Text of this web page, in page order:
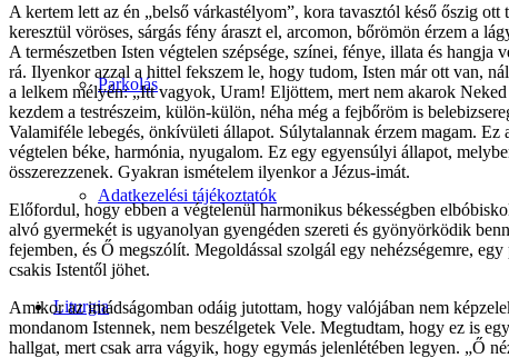
Parkolás
Adatkezelési tájékoztatók
Liturgia
A kertem lett az én „belső várkastélyom”, kora tavasztól késő őszig
keresztül vöröses, sárgás fény áraszt el, arcomon, bőrömön érzem a
A természetben Isten végtelen szépsége, színei, fénye, illata és
rá. Ilyenkor azzal a hittel fekszem le, hogy tudom, Isten már ott van,
a lelkem mélyén: „Itt vagyok, Uram! Eljöttem, mert nem akarok
kezdem a testrészeim, külön-külön, néha még a fejbőröm is
Valamiféle lebegés, önkívületi állapot. Súlytalannak érzem magam.
végtelen béke, harmónia, nyugalom. Ez egy egyensúlyi állapot,
összerezzenek. Gyakran ismételem ilyenkor a Jézus-imát.
Előfordul, hogy ebben a végtelenül harmonikus békességben
alvó gyermekét is ugyanolyan gyengéden szereti és gyönyörködik
fejemben, és Ő megszólít. Megoldással szolgál egy nehézségemre,
csakis Istentől jöhet.
Amikor az imádságomban odáig jutottam, hogy valójában nem
mondanom Istennek, nem beszélgetek Vele. Megtudtam, hogy ez is
hallgat, mert csak arra vágyik, hogy egymás jelenlétében legyen. „Ő